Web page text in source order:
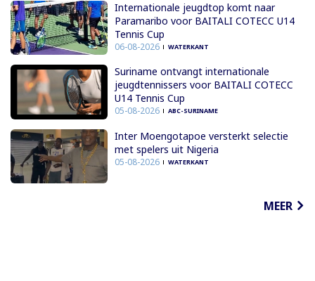
Internationale jeugdtop komt naar
Paramaribo voor BAITALI COTECC U14
Tennis Cup
06-08-2026 WATERKANT
Suriname ontvangt internationale
jeugdtennissers voor BAITALI COTECC
U14 Tennis Cup
05-08-2026 ABC-SURINAME
Inter Moengotapoe versterkt selectie
met spelers uit Nigeria
05-08-2026 WATERKANT
MEER